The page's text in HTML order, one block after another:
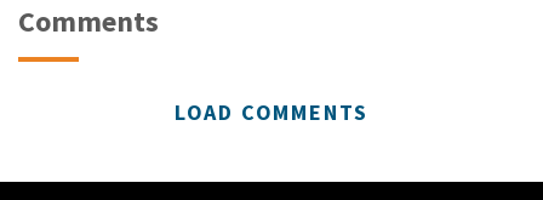
Comments
LOAD COMMENTS